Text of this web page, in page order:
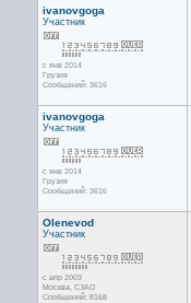
ivanovgoga
Участник
с янв 2014
Грузия
Сообщений: 3616
ivanovgoga
Участник
с янв 2014
Грузия
Сообщений: 3616
Olenevod
Участник
с апр 2003
Москва, СЗАО
Сообщений: 8168